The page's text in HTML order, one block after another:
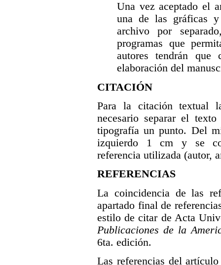
Una vez aceptado el
una de las gráficas
archivo por
programas que
autores tendrán que
elaboración del
CITACIÓN
Para la citación textual
necesario separar el
tipografía un punto. Del
izquierdo 1 cm y se
referencia utilizada (autor,
REFERENCIAS
La coincidencia de las
apartado final de
estilo de citar de Acta
Publicaciones de la
6ta. edición.
Las referencias del